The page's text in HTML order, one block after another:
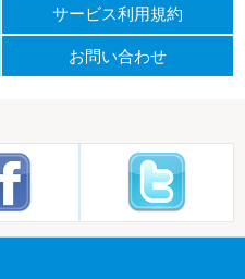
サービス利用規約
お問い合わせ